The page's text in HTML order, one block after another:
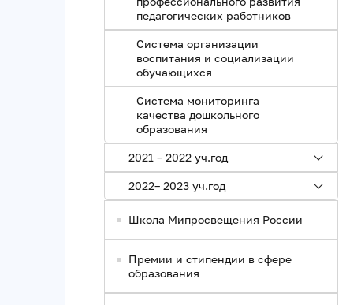
педагогических работников
Система организации
воспитания и социализации
обучающихся
Система мониторинга
качества дошкольного
образования
2021 – 2022 уч.год
2022– 2023 уч.год
Школа Мипросвещения России
Премии и стипендии в сфере
образования